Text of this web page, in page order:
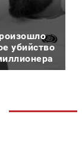
убийство